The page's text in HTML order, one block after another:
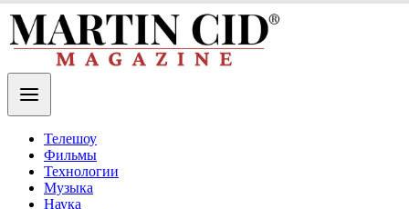
Телешоу
Фильмы
Технологии
Музыка
Наука